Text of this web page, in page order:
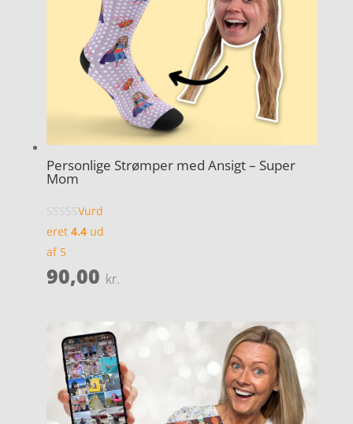
Personlige Strømper med Ansigt – Super
Mom
Vurd
eret 4.4ud
af 5
90,00 kr.